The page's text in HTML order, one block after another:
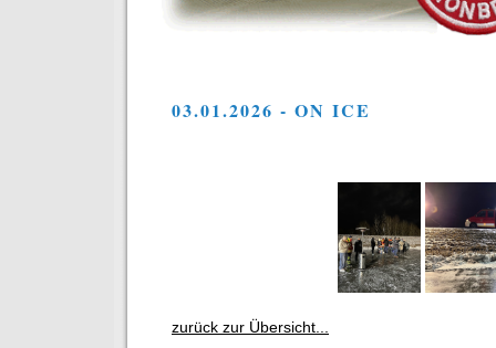
03.01.2026 - ON ICE
zurück zur Übersicht...